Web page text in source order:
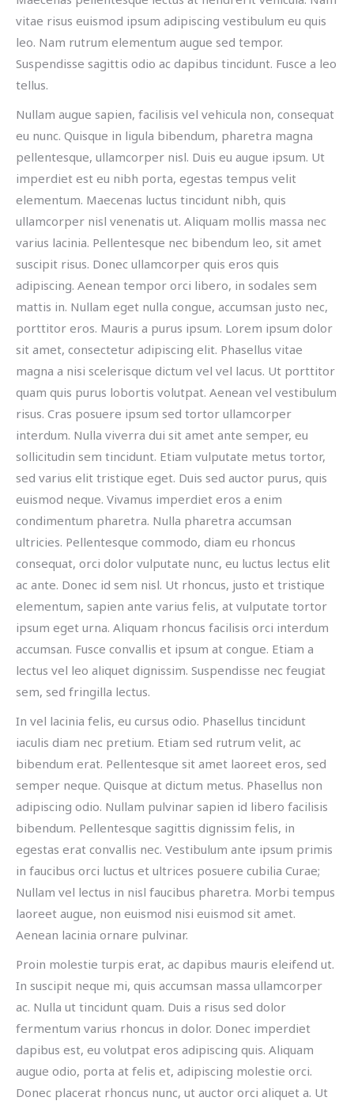
vitae risus euismod ipsum adipiscing vestibulum eu quis
leo. Nam rutrum elementum augue sed tempor.
Suspendisse sagittis odio ac dapibus tincidunt. Fusce a leo
tellus.
Nullam augue sapien, facilisis vel vehicula non, consequat
eu nunc. Quisque in ligula bibendum, pharetra magna
pellentesque, ullamcorper nisl. Duis eu augue ipsum. Ut
imperdiet est eu nibh porta, egestas tempus velit
elementum. Maecenas luctus tincidunt nibh, quis
ullamcorper nisl venenatis ut. Aliquam mollis massa nec
varius lacinia. Pellentesque nec bibendum leo, sit amet
suscipit risus. Donec ullamcorper quis eros quis
adipiscing. Aenean tempor orci libero, in sodales sem
mattis in. Nullam eget nulla congue, accumsan justo nec,
porttitor eros. Mauris a purus ipsum. Lorem ipsum dolor
sit amet, consectetur adipiscing elit. Phasellus vitae
magna a nisi scelerisque dictum vel vel lacus. Ut porttitor
quam quis purus lobortis volutpat. Aenean vel vestibulum
risus. Cras posuere ipsum sed tortor ullamcorper
interdum. Nulla viverra dui sit amet ante semper, eu
sollicitudin sem tincidunt. Etiam vulputate metus tortor,
sed varius elit tristique eget. Duis sed auctor purus, quis
euismod neque. Vivamus imperdiet eros a enim
condimentum pharetra. Nulla pharetra accumsan
ultricies. Pellentesque commodo, diam eu rhoncus
consequat, orci dolor vulputate nunc, eu luctus lectus elit
ac ante. Donec id sem nisl. Ut rhoncus, justo et tristique
elementum, sapien ante varius felis, at vulputate tortor
ipsum eget urna. Aliquam rhoncus facilisis orci interdum
accumsan. Fusce convallis et ipsum at congue. Etiam a
lectus vel leo aliquet dignissim. Suspendisse nec feugiat
sem, sed fringilla lectus.
In vel lacinia felis, eu cursus odio. Phasellus tincidunt
iaculis diam nec pretium. Etiam sed rutrum velit, ac
bibendum erat. Pellentesque sit amet laoreet eros, sed
semper neque. Quisque at dictum metus. Phasellus non
adipiscing odio. Nullam pulvinar sapien id libero facilisis
bibendum. Pellentesque sagittis dignissim felis, in
egestas erat convallis nec. Vestibulum ante ipsum primis
in faucibus orci luctus et ultrices posuere cubilia Curae;
Nullam vel lectus in nisl faucibus pharetra. Morbi tempus
laoreet augue, non euismod nisi euismod sit amet.
Aenean lacinia ornare pulvinar.
Proin molestie turpis erat, ac dapibus mauris eleifend ut.
In suscipit neque mi, quis accumsan massa ullamcorper
ac. Nulla ut tincidunt quam. Duis a risus sed dolor
fermentum varius rhoncus in dolor. Donec imperdiet
dapibus est, eu volutpat eros adipiscing quis. Aliquam
augue odio, porta at felis et, adipiscing molestie orci.
Donec placerat rhoncus nunc, ut auctor orci aliquet a. Ut